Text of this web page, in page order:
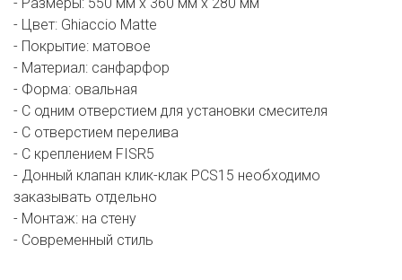
- Цвет: Ghiaccio Matte
- Покрытие: матовое
- Материал: санфарфор
- Форма: овальная
- С одним отверстием для установки смесителя
- С отверстием перелива
- С креплением FISR5
- Донный клапан клик-клак PCS15 необходимо
заказывать отдельно
- Монтаж: на стену
- Современный стиль